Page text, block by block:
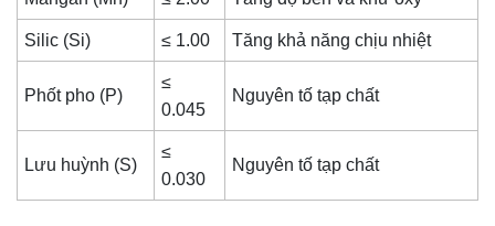
Silic (Si) ≤ 1.00 Tăng khả năng chịu nhiệt
Phốt pho (P)
≤
0.045
Nguyên tố tạp chất
Lưu huỳnh (S)
≤
0.030
Nguyên tố tạp chất